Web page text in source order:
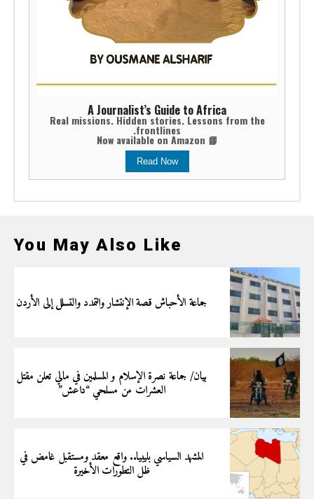
A Journalist’s Guide to Africa
Real missions. Hidden stories. Lessons from the
frontlines.
📘 Now available on Amazon
Read Now
You May Also Like
جماعة الأحباش قصة الإنتشار والتمدد والتسلل إلى الأردن
بيان/ جماعة نصرة الإسلام و المسلمين في مالي تعلن مقتل
العشرات من مسلحي “داعش”
المشهد السياسي بليبيا.. واقع معقد ومستقبل غامض في
ظل التطورات الأخيرة